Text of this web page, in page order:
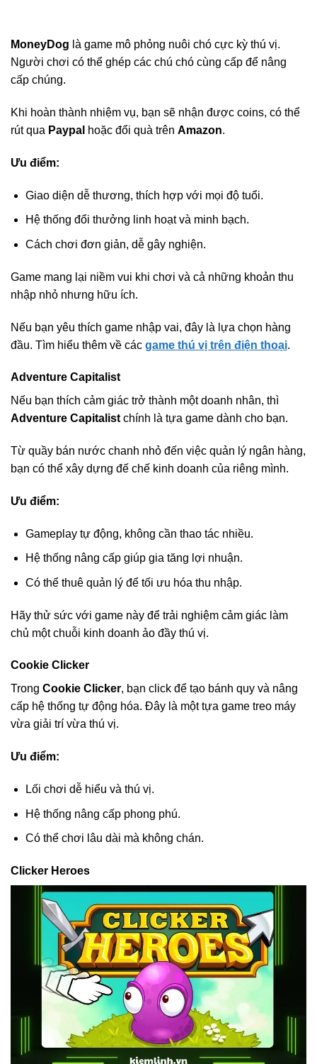
MoneyDog là game mô phỏng nuôi chó cực kỳ thú vị.
Người chơi có thể ghép các chú chó cùng cấp để nâng
cấp chúng.
Khi hoàn thành nhiệm vụ, bạn sẽ nhận được coins, có thể
rút qua Paypal hoặc đổi quà trên Amazon.
Ưu điểm:
Giao diện dễ thương, thích hợp với mọi độ tuổi.
Hệ thống đổi thưởng linh hoạt và minh bạch.
Cách chơi đơn giản, dễ gây nghiện.
Game mang lại niềm vui khi chơi và cả những khoản thu
nhập nhỏ nhưng hữu ích.
Nếu bạn yêu thích game nhập vai, đây là lựa chọn hàng
đầu. Tìm hiểu thêm về các game thú vị trên điện thoại.
Adventure Capitalist
Nếu bạn thích cảm giác trở thành một doanh nhân, thì
Adventure Capitalist chính là tựa game dành cho bạn.
Từ quầy bán nước chanh nhỏ đến việc quản lý ngân hàng,
bạn có thể xây dựng đế chế kinh doanh của riêng mình.
Ưu điểm:
Gameplay tự động, không cần thao tác nhiều.
Hệ thống nâng cấp giúp gia tăng lợi nhuận.
Có thể thuê quản lý để tối ưu hóa thu nhập.
Hãy thử sức với game này để trải nghiệm cảm giác làm
chủ một chuỗi kinh doanh ảo đầy thú vị.
Cookie Clicker
Trong Cookie Clicker, bạn click để tạo bánh quy và nâng
cấp hệ thống tự động hóa. Đây là một tựa game treo máy
vừa giải trí vừa thú vị.
Ưu điểm:
Lối chơi dễ hiểu và thú vị.
Hệ thống nâng cấp phong phú.
Có thể chơi lâu dài mà không chán.
Clicker Heroes